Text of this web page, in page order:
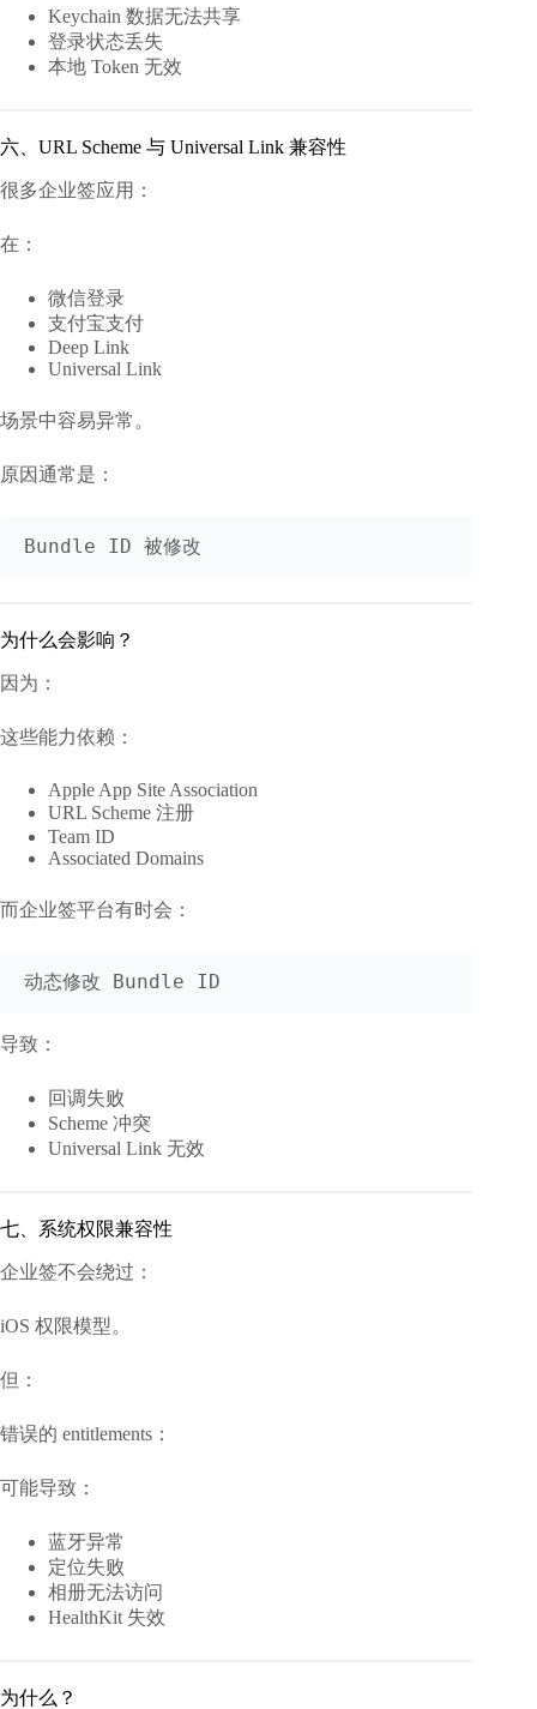
Keychain 数据无法共享
登录状态丢失
本地 Token 无效
六、URL Scheme 与 Universal Link 兼容性
很多企业签应用：
在：
微信登录
支付宝支付
Deep Link
Universal Link
场景中容易异常。
原因通常是：
为什么会影响？
因为：
这些能力依赖：
Apple App Site Association
URL Scheme 注册
Team ID
Associated Domains
而企业签平台有时会：
导致：
回调失败
Scheme 冲突
Universal Link 无效
七、系统权限兼容性
企业签不会绕过：
iOS 权限模型。
但：
错误的 entitlements：
可能导致：
蓝牙异常
定位失败
相册无法访问
HealthKit 失效
为什么？